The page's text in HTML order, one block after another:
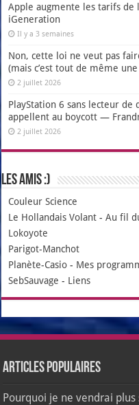
Apple augmente les tarifs de
iGeneration
Il y a 3 semaines
Non, cette loi ne veut pas
(mais c’est tout de même
2 juillet 2026
PlayStation 6 sans lecteur
appellent au boycott —
2 juillet 2026
Les amis :)
Couleur Science
Le Hollandais Volant -Au fil
Lokoyote
Parigot-Manchot
Planète-Casio - Mes
SebSauvage - Liens
Articles populaires
Pourquoi je ne vendrai plus